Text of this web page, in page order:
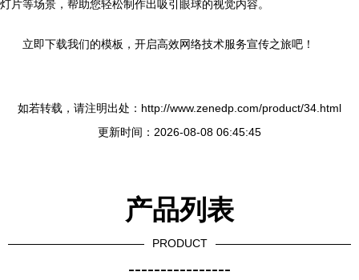
灯片等场景，帮助您轻松制作出吸引眼球的视觉内容。
立即下载我们的模板，开启高效网络技术服务宣传之旅吧！
如若转载，请注明出处：http://www.zenedp.com/product/34.html
更新时间：2026-08-08 06:45:45
产品列表
PRODUCT
----------------